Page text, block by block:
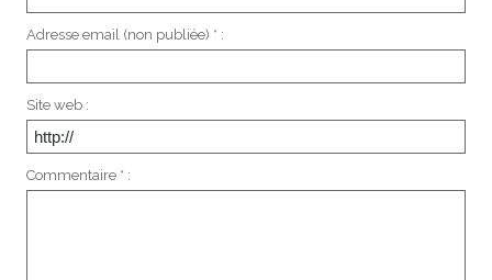
Adresse email (non publiée) * :
Site web :
Commentaire * :